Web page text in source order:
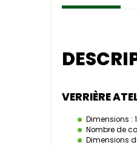
VERRIÈRE
Dimensions :
Nombre de
Dimensions